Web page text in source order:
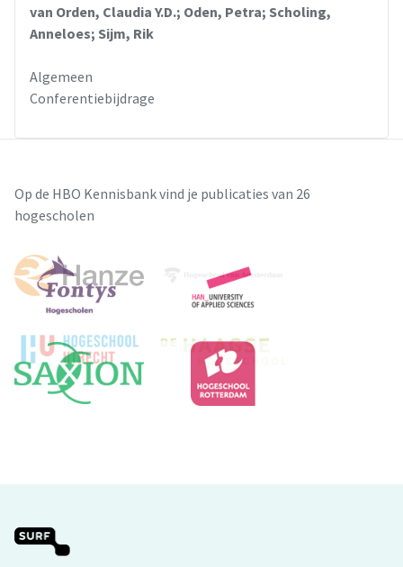
van Orden, Claudia Y.D.; Oden, Petra; Scholing,
Anneloes; Sijm, Rik
Algemeen
Conferentiebijdrage
Op de HBO Kennisbank vind je publicaties van 26
hogescholen